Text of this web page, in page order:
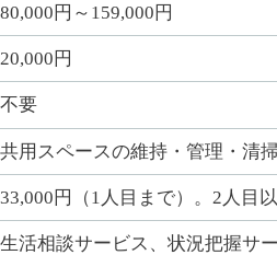
80,000円～159,000円
20,000円
不要
共用スペースの維持・管理・清
33,000円（1人目まで）。2人目
生活相談サービス、状況把握サ